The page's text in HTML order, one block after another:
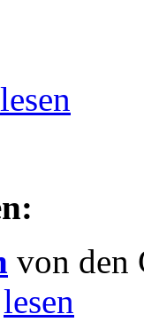
lesen
von den
lesen